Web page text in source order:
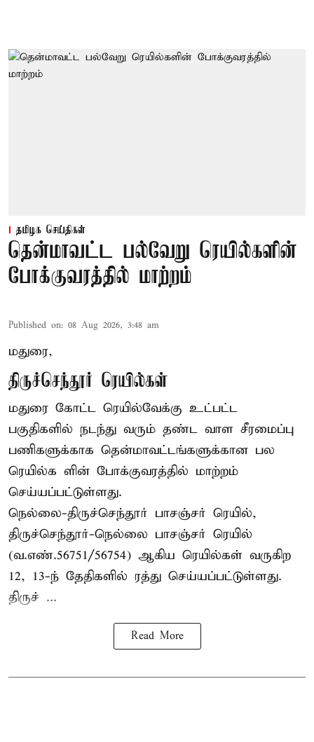
தமிழக செய்திகள்
தென்மாவட்ட பல்வேறு ரெயில்களின்
போக்குவரத்தில் மாற்றம்
Published on: 08 Aug 2026, 3:48 am
மதுரை,
திருச்செந்தூர் ரெயில்கள்
மதுரை கோட்ட ரெயில்வேக்கு உட்பட்ட
பகுதிகளில் நடந்து வரும் தண்ட வாள சீரமைப்பு
பணிகளுக்காக தென்மாவட்டங்களுக்கான பல
ரெயில்க ளின் போக்குவரத்தில் மாற்றம்
செய்யப்பட்டுள்ளது.
நெல்லை-திருச்செந்தூர் பாசஞ்சர் ரெயில்,
திருச்செந்தூர்-நெல்லை பாசஞ்சர் ரெயில்
(வ.எண்.56751/56754) ஆகிய ரெயில்கள் வருகிற
12, 13-ந் தேதிகளில் ரத்து செய்யப்பட்டுள்ளது.
திருச் ...
Read More